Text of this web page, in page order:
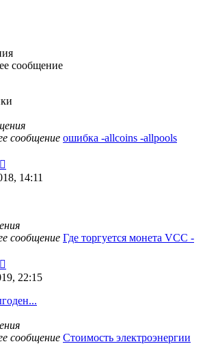
сообщение
сообщение ошибка -allcoins -allpools
к
14:11
сообщение Где торгуется монета VCC -
к
сообщению
22:15
сообщение Стоимость электроэнергии